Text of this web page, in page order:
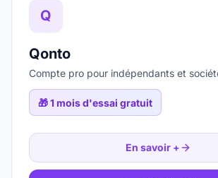
Q
Qonto
Compte pro pour indépendants et
🎁1 mois d'essai gratuit
En savoir +